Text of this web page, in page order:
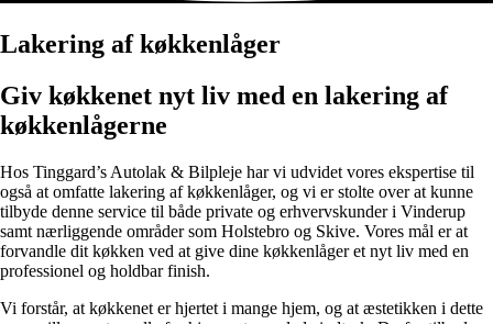
Lakering af køkkenlåger
Giv køkkenet nyt liv med en lakering af
køkkenlågerne
Hos Tinggard’s Autolak & Bilpleje har vi udvidet vores ekspertise til
også at omfatte lakering af køkkenlåger, og vi er stolte over at kunne
tilbyde denne service til både private og erhvervskunder i Vinderup
samt nærliggende områder som Holstebro og Skive. Vores mål er at
forvandle dit køkken ved at give dine køkkenlåger et nyt liv med en
professionel og holdbar finish.
Vi forstår, at køkkenet er hjertet i mange hjem, og at æstetikken i dette